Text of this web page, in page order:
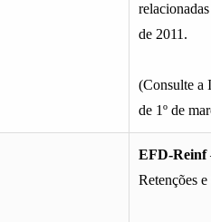
de 2011.
(Consulte a
de 1º de
EFD-Reinf
Retenções